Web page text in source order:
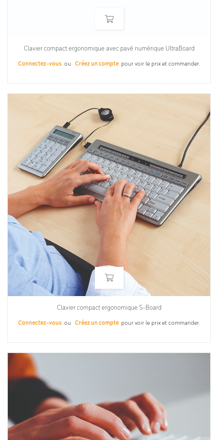
Clavier compact ergonomique avec pavé numérique UltraBoard
Connectez-vous ou Créez un compte pour voir le prix et commander.
Clavier compact ergonomique S-Board
Connectez-vous ou Créez un compte pour voir le prix et commander.